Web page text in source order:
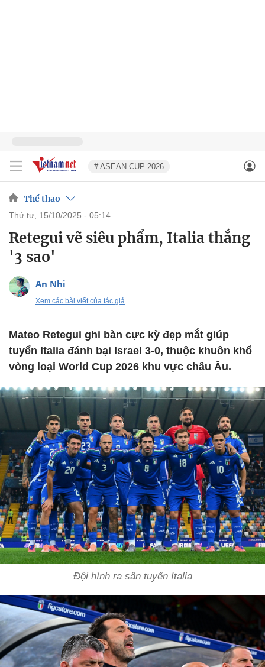
# ASEAN CUP 2026
Thể thao
thứ tư, 15/10/2025 - 05:14
Retegui vẽ siêu phẩm, Italia thắng
'3 sao'
An Nhi
Xem các bài viết của tác giả
Mateo Retegui ghi bàn cực kỳ đẹp mắt giúp
tuyển Italia đánh bại Israel 3-0, thuộc khuôn khổ
vòng loại World Cup 2026 khu vực châu Âu.
Đội hình ra sân tuyển Italia